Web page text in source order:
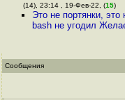
(14), 23:14 , 19-Фев-22, (15)
Это не портянки,
bash не угодил
Сообщения